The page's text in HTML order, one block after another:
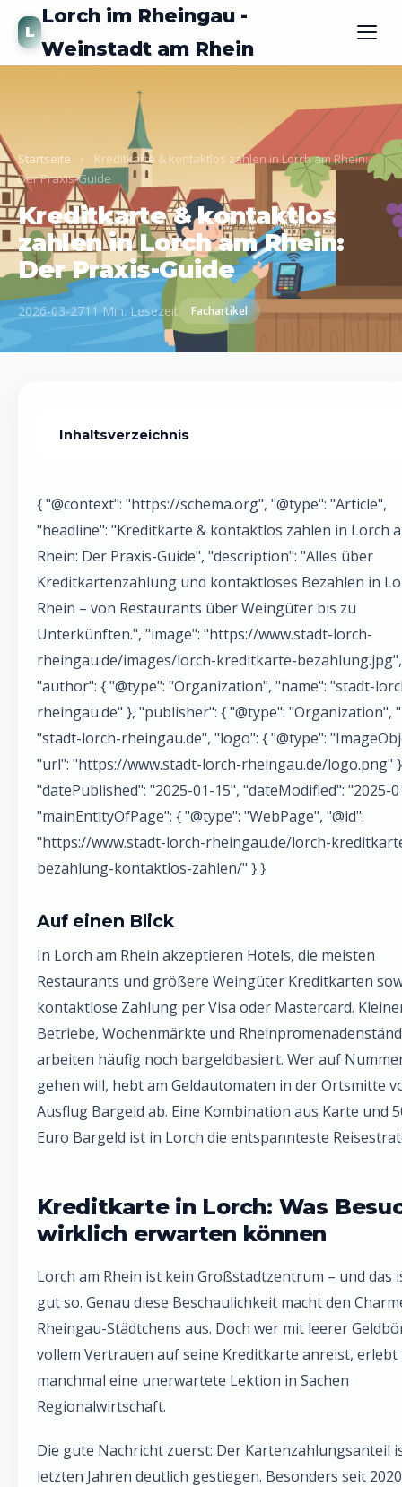
L
Lorch im Rheingau -
Weinstadt am Rhein
Startseite ›
Kreditkarte & kontaktlos zahlen in Lorch am Rhein:
Der Praxis-Guide
Kreditkarte & kontaktlos
zahlen in Lorch am Rhein:
Der Praxis-Guide
2026-03-2711 Min. Lesezeit Fachartikel
Inhaltsverzeichnis
Wo wird die Kreditkarte in Lorch akzeptiert?
Kontaktlos zahlen in Lorch: So klappt's reibungslos
Vergleich: Zahlungsmethoden in Lorch im Überblick
Geldautomaten in Lorch: Wo Bargeld abheben?
So bereitest du dich optimal auf die Bezahlung in Lorch vor
Praktische Tipps für Touristen: Bezahlen im Rheingau-
Fazit: Karte oder Bargeld – was ist die beste Strategie für
Lorch?
{ "@context": "https://schema.org", "@type": "Article",
"headline": "Kreditkarte & kontaktlos zahlen in Lorch
Rhein: Der Praxis-Guide", "description": "Alles über
Kreditkartenzahlung und kontaktloses Bezahlen in
Rhein – von Restaurants über Weingüter bis zu
Unterkünften.", "image": "https://www.stadt-lorch-
rheingau.de/images/lorch-kreditkarte-bezahlung.jpg",
"author": { "@type": "Organization", "name": "stadt-
rheingau.de" }, "publisher": { "@type": "Organization",
"stadt-lorch-rheingau.de", "logo": { "@type":
"url": "https://www.stadt-lorch-rheingau.de/logo.png"
"datePublished": "2025-01-15", "dateModified": "2025-
"mainEntityOfPage": { "@type": "WebPage", "@id":
"https://www.stadt-lorch-rheingau.de/lorch-
bezahlung-kontaktlos-zahlen/" } }
Auf einen Blick
In Lorch am Rhein akzeptieren Hotels, die meisten
Restaurants und größere Weingüter Kreditkarten
kontaktlose Zahlung per Visa oder Mastercard.
Betriebe, Wochenmärkte und
arbeiten häufig noch bargeldbasiert. Wer auf
gehen will, hebt am Geldautomaten in der Ortsmitte
Ausflug Bargeld ab. Eine Kombination aus Karte und
Euro Bargeld ist in Lorch die entspannteste
Kreditkarte in Lorch: Was
wirklich erwarten können
Lorch am Rhein ist kein Großstadtzentrum – und das
gut so. Genau diese Beschaulichkeit macht den
Rheingau-Städtchens aus. Doch wer mit leerer
vollem Vertrauen auf seine Kreditkarte anreist, erlebt
manchmal eine unerwartete Lektion in Sachen
Regionalwirtschaft.
Die gute Nachricht zuerst: Der Kartenzahlungsanteil
letzten Jahren deutlich gestiegen. Besonders seit